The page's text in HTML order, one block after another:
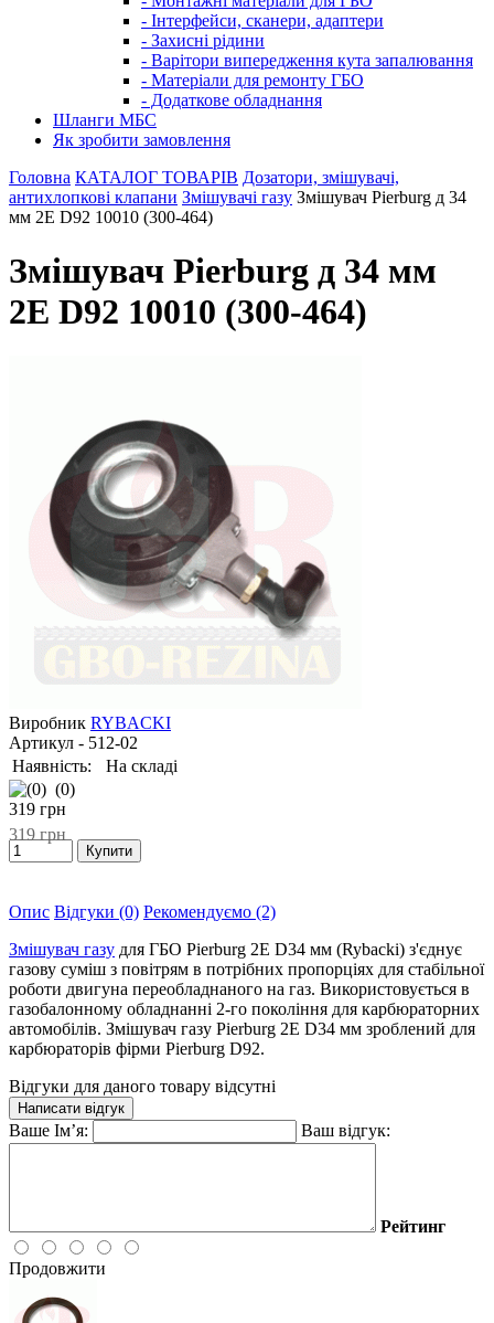
- Інтерфейси, сканери, адаптери
- Захисні рідини
- Варітори випередження кута запалювання
- Матеріали для ремонту ГБО
- Додаткове обладнання
Шланги МБС
Як зробити замовлення
Головна КАТАЛОГ ТОВАРІВ Дозатори, змішувачі,
антихлопкові клапани Змішувачі газу Змішувач Pierburg д 34
мм 2E D92 10010 (300-464)
Змішувач Pierburg д 34 мм
2E D92 10010 (300-464)
Виробник RYBACKI
Артикул - 512-02
Наявність:
На складі
(0)
319 грн
319грн
Опис Відгуки (0) Рекомендуємо (2)
Змішувач газу для ГБО Pierburg 2E D34 мм (Rybacki) з'єднує
газову суміш з повітрям в потрібних пропорціях для стабільної
роботи двигуна переобладнаного на газ. Використовується в
газобалонному обладнанні 2-го покоління для карбюраторних
автомобілів. Змішувач газу Pierburg 2E D34 мм зроблений для
карбюраторів фірми Pierburg D92.
Відгуки для даного товару відсутні
Написати відгук
Ваше Ім’я: Ваш відгук:
Рейтинг
Продовжити